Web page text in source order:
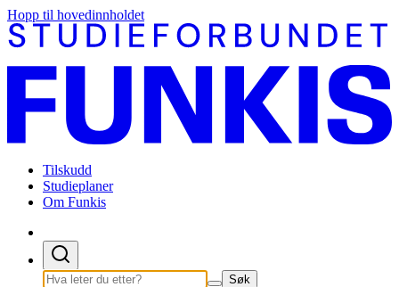
Hopp til hovedinnholdet
Tilskudd
Studieplaner
Om Funkis
Søk